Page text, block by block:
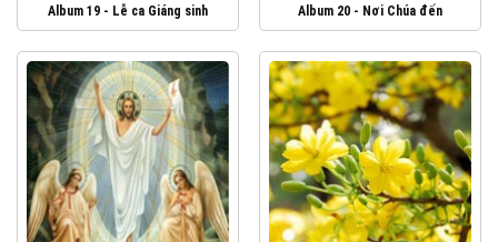
Album 19 - Lễ ca Giáng sinh Album 20 - Nơi Chúa đến